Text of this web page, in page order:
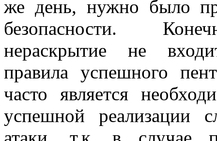
же день, нужно было
безопасности.
нераскрытие не
правила успешного
часто является
успешной реализации